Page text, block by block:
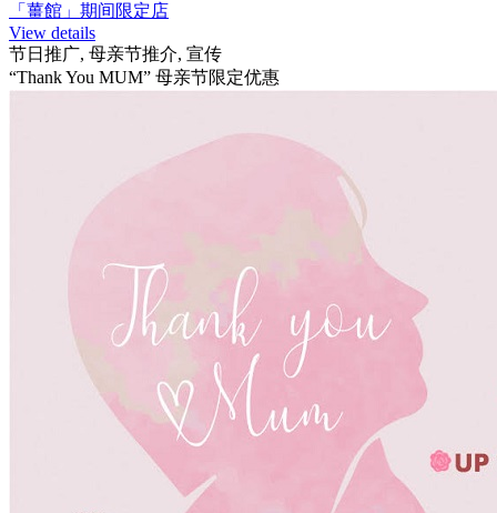
「薑館」期间限定店
View details
节日推广, 母亲节推介, 宣传
“Thank You MUM” 母亲节限定优惠